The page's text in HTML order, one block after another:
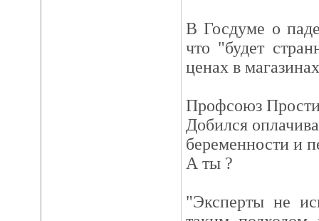
В Госдуме о
что "будет
ценах в
Профсоюз
Добился
беременности и
А ты ?
"Эксперты не